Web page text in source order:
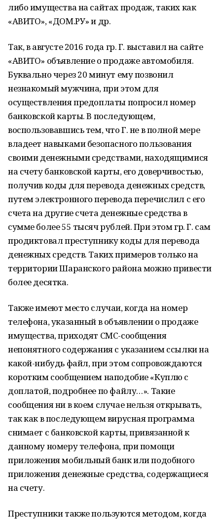
либо имущества на сайтах продаж, таких как
«АВИТО», «ДОМ.РУ» и др.
Так, в августе 2016 года гр. Г. выставил на сайте
«АВИТО» объявление о продаже автомобиля.
Буквально через 20 минут ему позвонил
незнакомый мужчина, при этом для
осуществления предоплаты попросил номер
банковской карты. В последующем,
воспользовавшись тем, что Г. не в полной мере
владеет навыками безопасного пользования
своими денежными средствами, находящимися
на счету банковской карты, его доверчивостью,
получив коды для перевода денежных средств,
путем электронного перевода перечислил с его
счета на другие счета денежные средства в
сумме более 55 тысяч рублей. При этом гр. Г. сам
продиктовал преступнику коды для перевода
денежных средств. Таких примеров только на
территории Шаранского района можно привести
более десятка.
Также имеют место случаи, когда на номер
телефона, указанный в объявлении о продаже
имущества, приходят СМС-сообщения
непонятного содержания с указанием ссылки на
какой-нибудь файл, при этом сопровождаются
коротким сообщением наподобие «Куплю с
доплатой, подробнее по файлу…». Такие
сообщения ни в коем случае нельзя открывать,
так как в последующем вирусная программа
снимает с банковской карты, привязанной к
данному номеру телефона, при помощи
приложения мобильный банк или подобного
приложения денежные средства, содержащиеся
на счету.
Преступники также пользуются методом, когда